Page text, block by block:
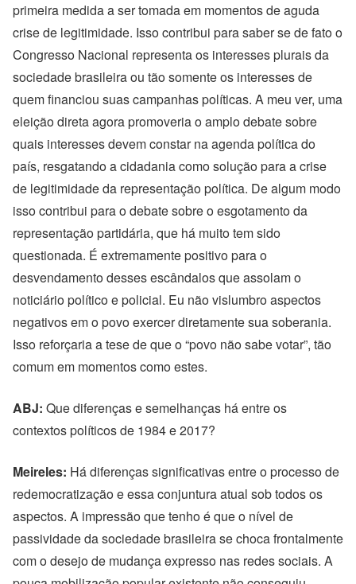
primeira medida a ser tomada em momentos de aguda
crise de legitimidade. Isso contribui para saber se de fato o
Congresso Nacional representa os interesses plurais da
sociedade brasileira ou tão somente os interesses de
quem financiou suas campanhas políticas. A meu ver, uma
eleição direta agora promoveria o amplo debate sobre
quais interesses devem constar na agenda política do
país, resgatando a cidadania como solução para a crise
de legitimidade da representação política. De algum modo
isso contribui para o debate sobre o esgotamento da
representação partidária, que há muito tem sido
questionada. É extremamente positivo para o
desvendamento desses escândalos que assolam o
noticiário político e policial. Eu não vislumbro aspectos
negativos em o povo exercer diretamente sua soberania.
Isso reforçaria a tese de que o “povo não sabe votar”, tão
comum em momentos como estes.
ABJ: Que diferenças e semelhanças há entre os
contextos políticos de 1984 e 2017?
Meireles: Há diferenças significativas entre o processo de
redemocratização e essa conjuntura atual sob todos os
aspectos. A impressão que tenho é que o nível de
passividade da sociedade brasileira se choca frontalmente
com o desejo de mudança expresso nas redes sociais. A